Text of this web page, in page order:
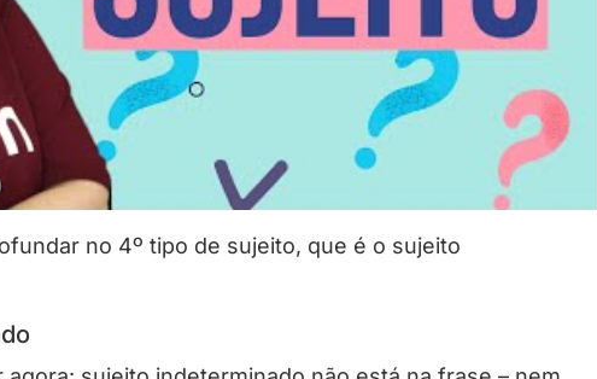
no 4º tipo de sujeito, que é o sujeito